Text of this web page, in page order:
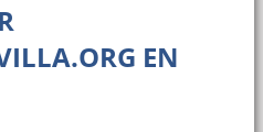
EN